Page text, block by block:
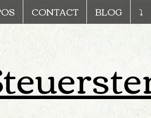
CONTACT BLOG ⤵️